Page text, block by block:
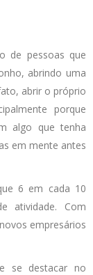
de pessoas que
abrindo uma
abrir o próprio
porque
algo que tenha
em mente antes
6 em cada 10
atividade. Com
empresários
se destacar no